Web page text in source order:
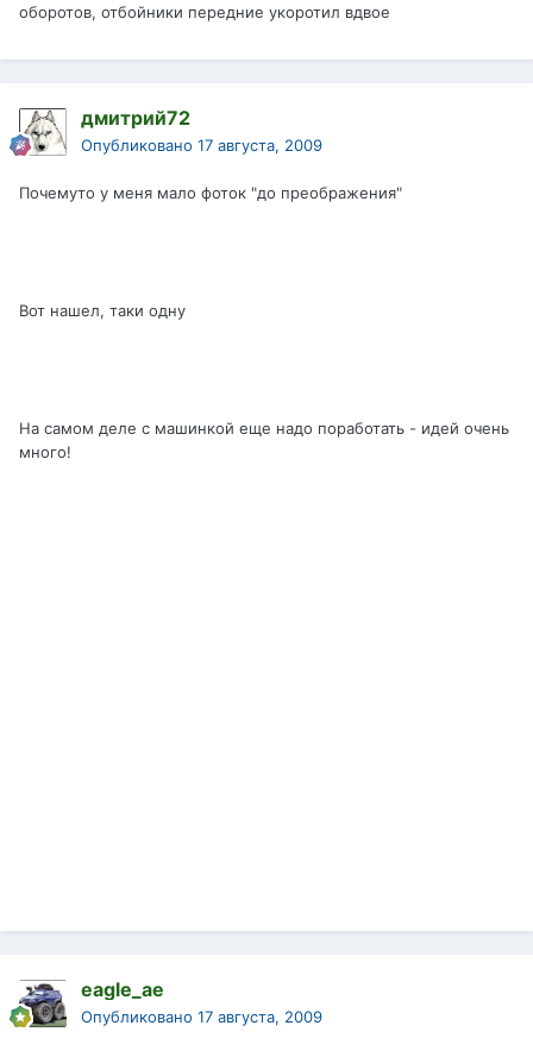
оборотов, отбойники передние укоротил вдвое
дмитрий72
Опубликовано 17 августа, 2009
Почемуто у меня мало фоток "до преображения"
Вот нашел, таки одну
На самом деле с машинкой еще надо поработать - идей очень
много!
eagle_ae
Опубликовано 17 августа, 2009